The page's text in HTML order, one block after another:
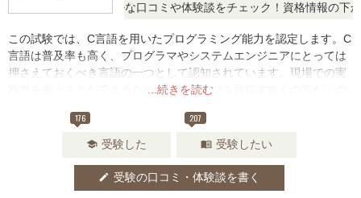
思ったら、リアルな口コミや体験談をチェック！資格情報の下から
...続きを読む
この試験では、C言語を用いたプログラミング能力を認定します。C
言語は普及率も高く、プログラマやシステムエンジニアにとっては
押さえておくべき言語の一つとして認知されています。現場での実
践力を養うことができるため、プログラマを目指す多くの方がこの
176
school 受験した
207
menu_book 受験したい
edit 受験の口コミ・体験談を書く